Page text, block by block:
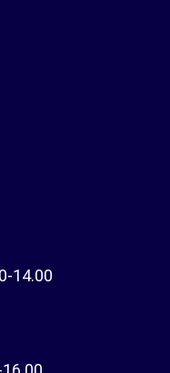
14.00